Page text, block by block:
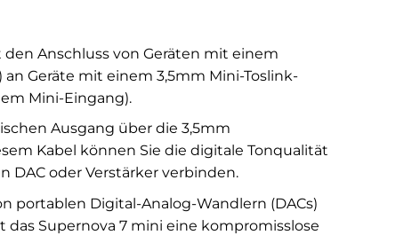
Anschluss von Geräten mit einem
an Geräte mit einem 3,5mm Mini-Toslink-
Mini-Eingang).
Ausgang über die 3,5mm
Kabel können Sie die digitale Tonqualität
DAC oder Verstärker verbinden.
portablen Digital-Analog-Wandlern (DACs)
Supernova 7 mini eine kompromisslose